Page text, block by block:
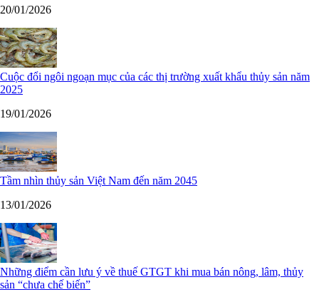
20/01/2026
Cuộc đổi ngôi ngoạn mục của các thị trường xuất khẩu thủy sản năm
2025
19/01/2026
Tầm nhìn thủy sản Việt Nam đến năm 2045
13/01/2026
Những điểm cần lưu ý về thuế GTGT khi mua bán nông, lâm, thủy
sản “chưa chế biến”